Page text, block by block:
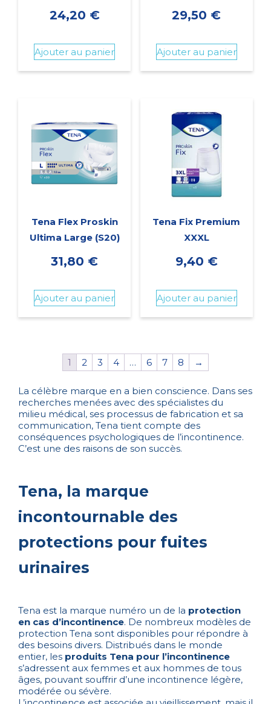
24,20 €
Ajouter au panier
29,50 €
Ajouter au panier
Tena Flex Proskin
Ultima Large (S20)
31,80 €
Ajouter au panier
Tena Fix Premium
XXXL
9,40 €
Ajouter au panier
1 2 3 4 … 6 7 8 →
La célèbre marque en a bien conscience. Dans ses
recherches menées avec des spécialistes du
milieu médical, ses processus de fabrication et sa
communication, Tena tient compte des
conséquences psychologiques de l’incontinence.
C’est une des raisons de son succès.
Tena, la marque
incontournable des
protections pour fuites
urinaires
Tena est la marque numéro un de la protection
en cas d’incontinence. De nombreux modèles de
protection Tena sont disponibles pour répondre à
des besoins divers. Distribués dans le monde
entier, les produits Tena pour l’incontinence
s’adressent aux femmes et aux hommes de tous
âges, pouvant souffrir d’une incontinence légère,
modérée ou sévère.